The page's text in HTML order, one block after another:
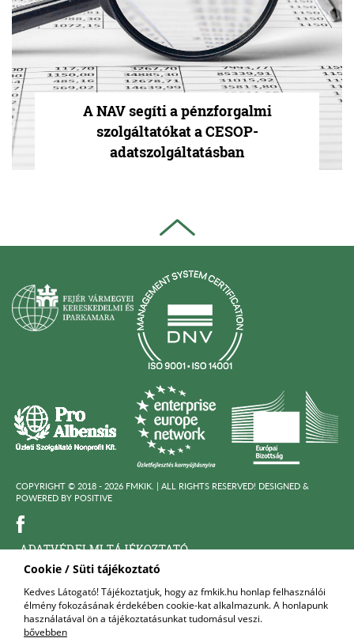
Cookie / Süti tájékoztató
Kedves Látogató! Tájékoztatjuk, hogy az fmkik.hu honlap felhasználói
élmény fokozásának érdekében cookie-kat alkalmazunk. A honlapunk
használatával ön a tájékoztatásunkat tudomásul veszi.
bővebben
A NAV segíti a pénzforgalmi
szolgáltatókat a CESOP-
adatszolgáltatásban
COPYRIGHT © 2018 - 2026 FMKIK. | ALL RIGHTS RESERVED! DESIGNED &
POWERED BY POSITIVE
ADATVÉDELMI TÁJÉKOZTATÓ
FELNŐTTKÉPZŐ SZERVEZET